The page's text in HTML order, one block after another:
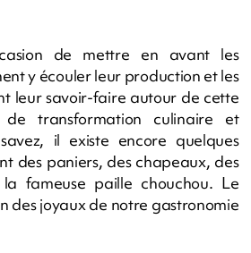
de mettre en avant les
y écouler leur production et les
leur savoir-faire autour de cette
transformation culinaire et
il existe encore quelques
des paniers, des chapeaux, des
fameuse paille chouchou. Le
des joyaux de notre gastronomie